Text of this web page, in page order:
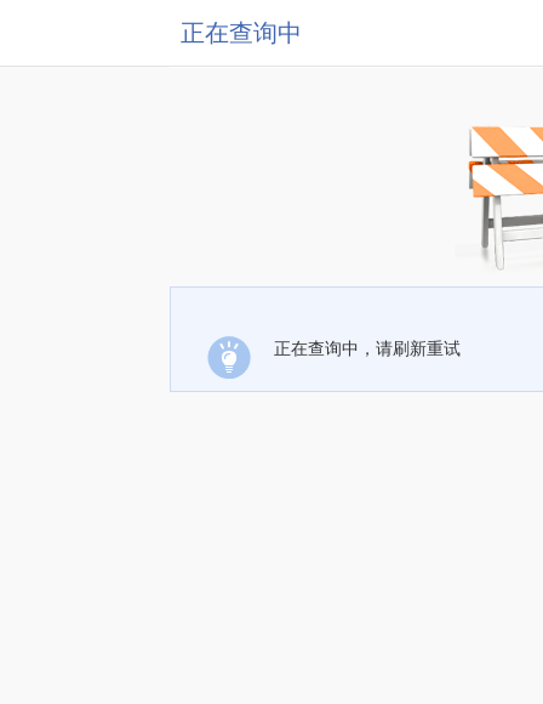
正在查询中
正在查询中，请刷新重试